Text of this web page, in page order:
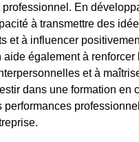
En
à transmettre des
et à influencer
aide également à
et à
dans une formation en
performances